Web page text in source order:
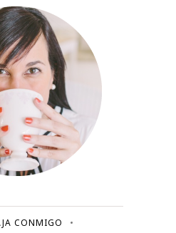
CONMIGO